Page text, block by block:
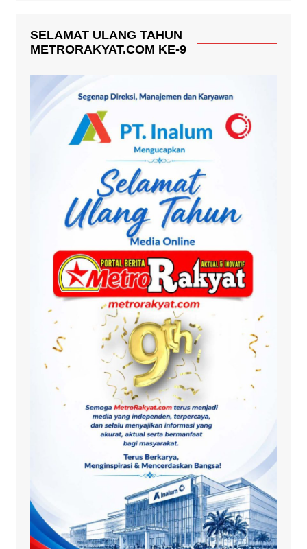
SELAMAT ULANG TAHUN
METRORAKYAT.COM KE-9